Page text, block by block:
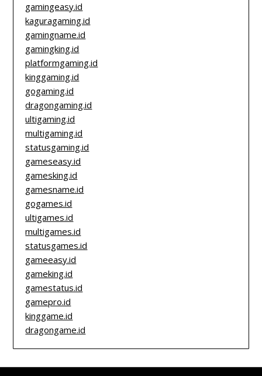
gamingeasy.id
kaguragaming.id
gamingname.id
gamingking.id
platformgaming.id
kinggaming.id
gogaming.id
dragongaming.id
ultigaming.id
multigaming.id
statusgaming.id
gameseasy.id
gamesking.id
gamesname.id
gogames.id
ultigames.id
multigames.id
statusgames.id
gameeasy.id
gameking.id
gamestatus.id
gamepro.id
kinggame.id
dragongame.id